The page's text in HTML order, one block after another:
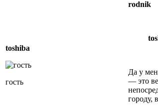
toshiba
гость
rodnik
Да у
— это
городу,